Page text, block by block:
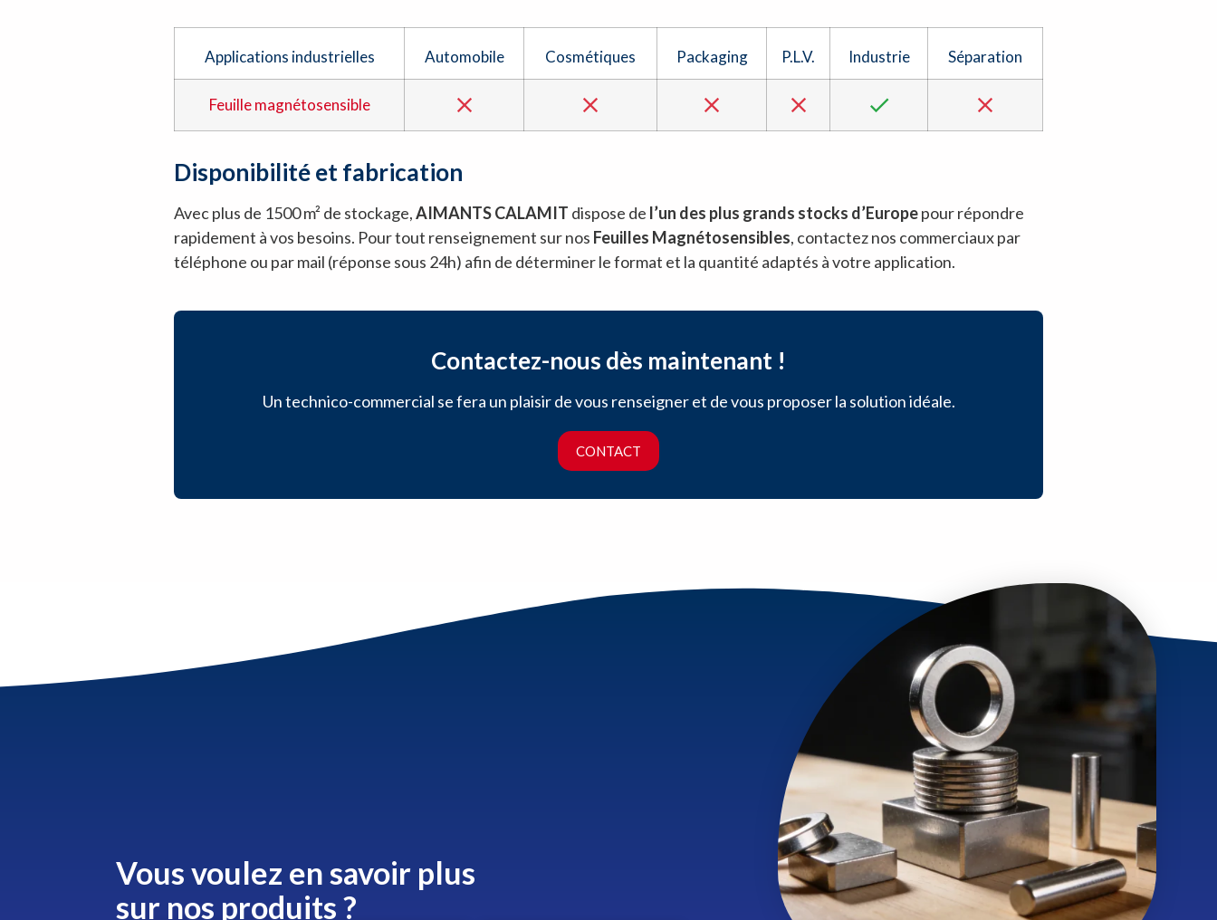
Applications industrielles Automobile Cosmétiques Packaging P.L.V. Industrie Séparation
Feuille magnétosensible
Disponibilité et fabrication
Avec plus de 1500 m² de stockage,AIMANTS CALAMIT dispose de l’un des plus grands stocks d’Europepour répondre
rapidement à vos besoins. Pour tout renseignement sur nos Feuilles Magnétosensibles, contactez nos commerciaux par
téléphone ou par mail (réponse sous 24h) afin de déterminer le format et la quantité adaptés à votre application.
Contactez-nous dès maintenant !
Un technico-commercial se fera un plaisir de vous renseigner et de vous proposer la solution idéale.
CONTACT
Vous voulez en savoir plus
sur nos produits ?